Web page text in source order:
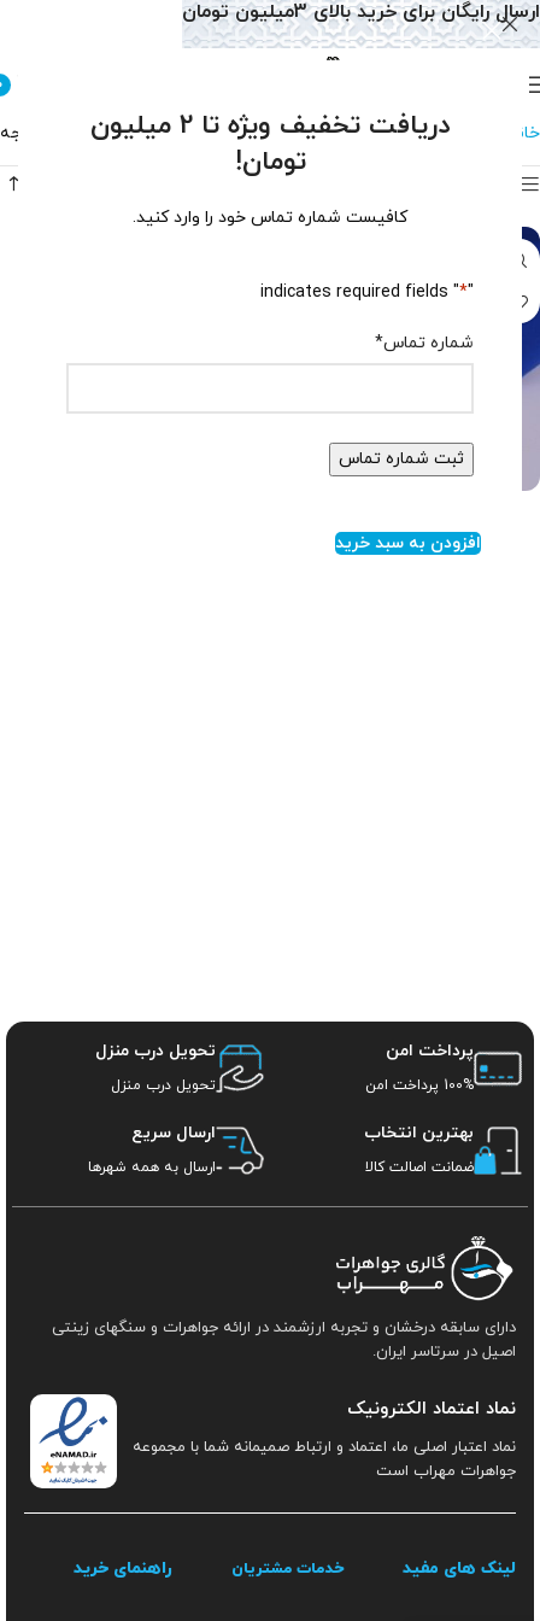
دریافت تخفیف ویژه تا 2 میلیون
تومان!
کافیست شماره تماس خود را وارد کنید.
"
*
" indicates required fields
شماره تماس*
خانه دستبند دستبند الکساندریت نمایش یک نتیجه
افزودن به سبد خرید
پرداخت امن
100% پرداخت امن
تحویل درب منزل
تحویل درب منزل
بهترین انتخاب
ضمانت اصالت کالا
ارسال سریع
ارسال به همه شهرها
دارای سابقه درخشان و تجربه ارزشمند در ارائه جواهرات و سنگهای زینتی
اصیل در سرتاسر ایران.
نماد اعتماد الکترونیک
نماد اعتبار اصلی ما، اعتماد و ارتباط صمیمانه شما با مجموعه
جواهرات مهراب است
لینک های مفید خدمات مشتریان راهنمای خرید
ارسال رایگان برای خرید بالای 3میلیون تومان